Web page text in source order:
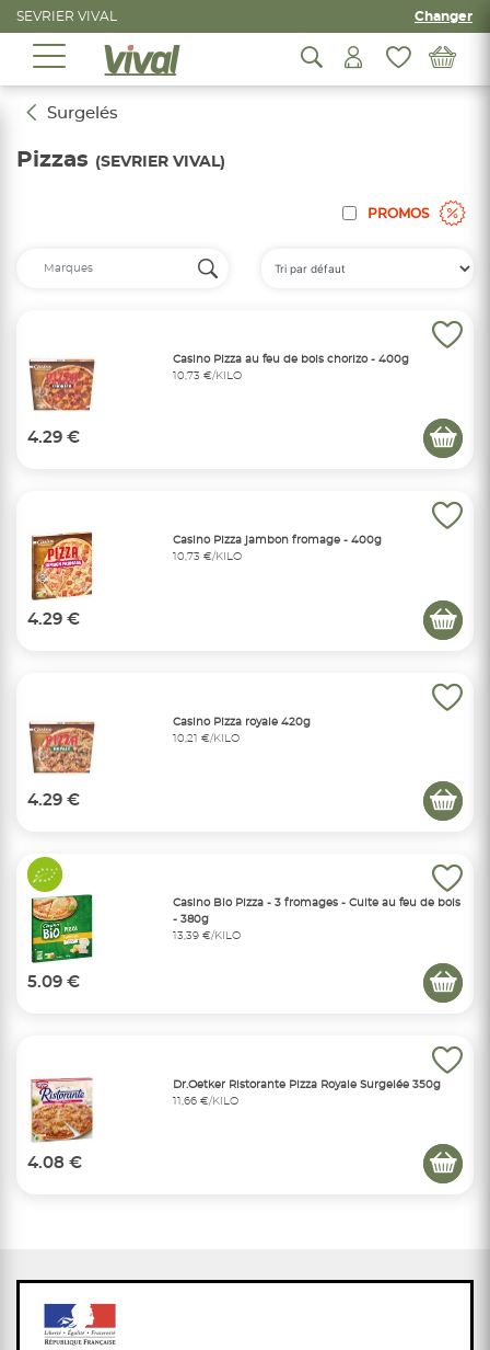
SEVRIER VIVAL Changer
Surgelés
Pizzas (SEVRIER VIVAL)
PROMOS
Casino Pizza au feu de bois chorizo - 400g
10,73 €/KILO
4.29 €
Casino Pizza jambon fromage - 400g
10,73 €/KILO
4.29 €
Casino Pizza royale 420g
10,21 €/KILO
4.29 €
Casino Bio Pizza - 3 fromages - Cuite au feu de bois
- 380g
13,39 €/KILO
5.09 €
Dr.Oetker Ristorante Pizza Royale Surgelée 350g
11,66 €/KILO
4.08 €